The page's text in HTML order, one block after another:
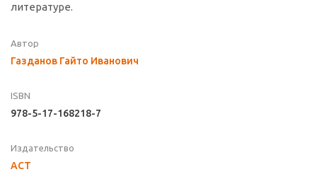
литературе.
Автор
Газданов Гайто Иванович
ISBN
978-5-17-168218-7
Издательство
АСТ